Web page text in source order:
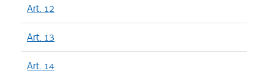
Art. 12
Art. 13
Art. 14